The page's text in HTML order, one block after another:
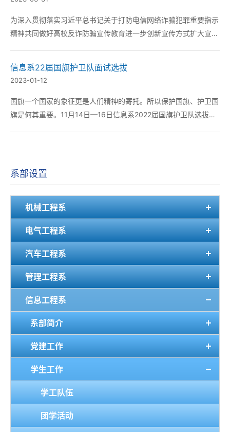
为深入贯彻落实习近平总书记关于打防电信网络诈骗犯罪重要指示
精神共同做好高校反诈防骗宣传教育进一步创新宣传方式扩大宣传
程系主任王勇健、副主任黄泽程全体辅导员...
信息系22届国旗护卫队面试选拔
2023-01-12
国旗一个国家的象征更是人们精神的寄托。所以保护国旗、护卫国
旗是何其重要。11月14日—16日信息系2022届国旗护卫队选拔如
系部设置
机械工程系
电气工程系
汽车工程系
管理工程系
信息工程系
系部简介
党建工作
学生工作
学工队伍
团学活动